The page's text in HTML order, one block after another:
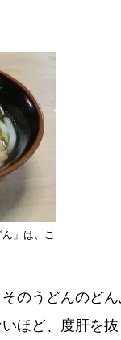
」は、こ
のうどんのど
ほど、度肝を